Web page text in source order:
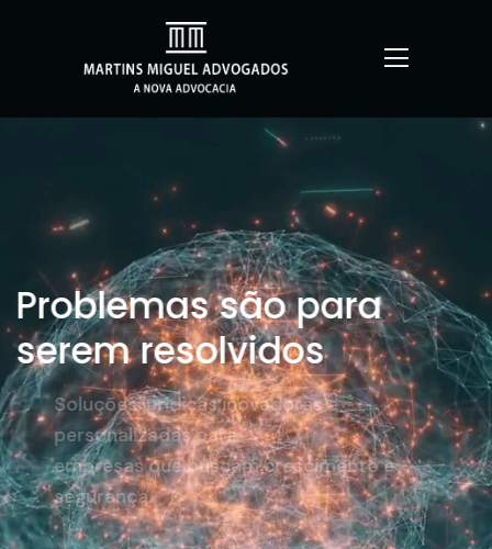
Problemas são para
serem resolvidos
Soluções jurídicas inovadoras e
personalizadas para
empresas que buscam crescimento e
segurança.